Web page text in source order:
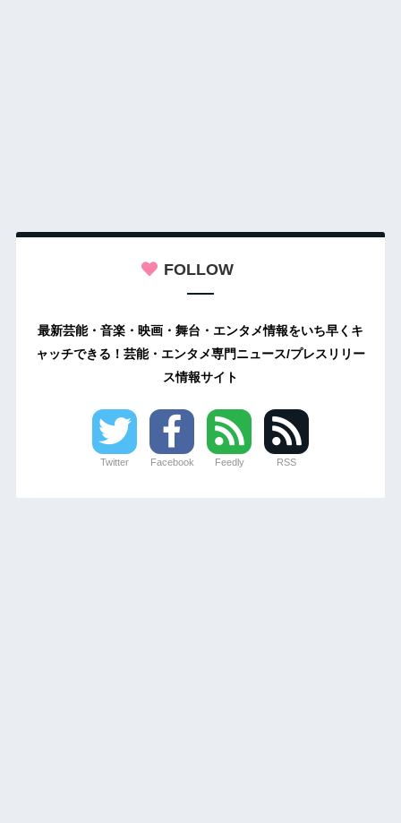
FOLLOW
最新芸能・音楽・映画・舞台・エンタメ情報をいち早くキ
ャッチできる！芸能・エンタメ専門ニュース/プレスリリー
ス情報サイト
Twitter Facebook Feedly RSS